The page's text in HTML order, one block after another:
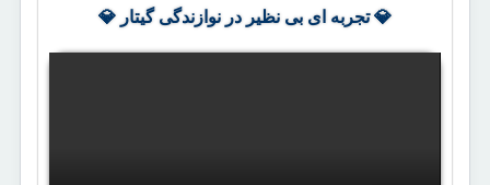
💎 تجربه ای بی نظیر در نوازندگی گیتار 💎